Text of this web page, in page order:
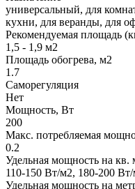
универсальный, для
кухни, для веранды, для
Рекомендуемая площадь
1,5 - 1,9 м2
Площадь обогрева, м2
1.7
Саморегуляция
Нет
Мощность, Вт
200
Макс. потребляемая
0.2
Удельная мощность на кв.
110-150 Вт/м2, 180-200
Удельная мощность на